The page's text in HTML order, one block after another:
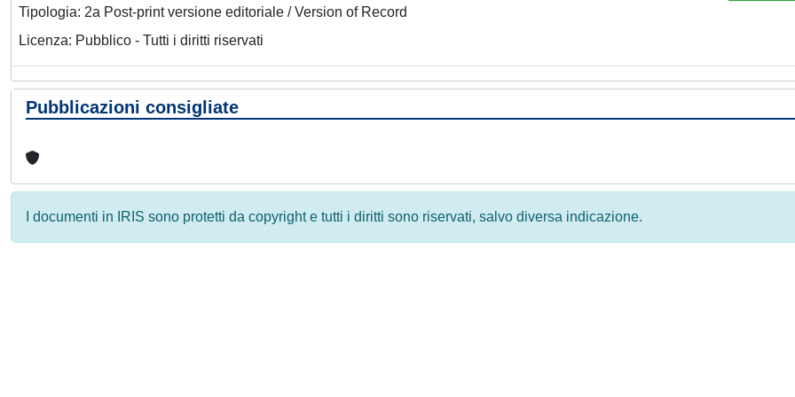
Tipologia: 2a Post-print versione editoriale / Version of Record
Licenza: Pubblico - Tutti i diritti riservati
Pubblicazioni consigliate
I documenti in IRIS sono protetti da copyright e tutti i diritti sono riservati, salvo diversa indicazione.